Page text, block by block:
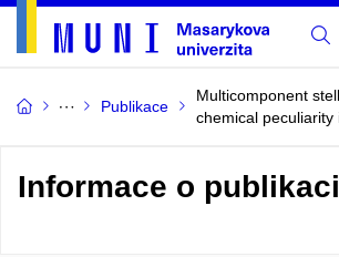
Publikace
Multicomponent
chemical peculiarity
Informace o publikaci